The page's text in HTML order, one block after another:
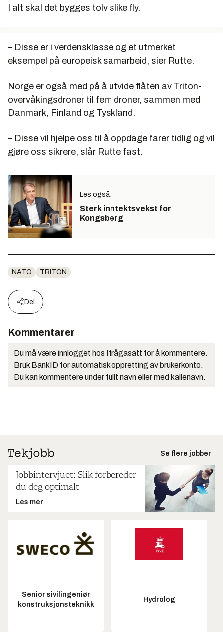
I alt skal det bygges tolv slike fly.
– Disse er i verdensklasse og et utmerket
eksempel på europeisk samarbeid, sier Rutte.
Norge er også med på å utvide flåten av Triton-
overvåkingsdroner til fem droner, sammen med
Danmark, Finland og Tyskland.
– Disse vil hjelpe oss til å oppdage farer tidlig og vil
gjøre oss sikrere, slår Rutte fast.
Les også:
Sterk inntektsvekst for
Kongsberg
NATO TRITON
Del
Kommentarer
Du må være innlogget hos Ifrågasätt for å kommentere.
Bruk BankID for automatisk oppretting av brukerkonto.
Du kan kommentere under fullt navn eller med kallenavn.
Se flere jobber
Jobbintervjuet: Slik forbereder
du deg optimalt
Les mer
Senior sivilingeniør
konstruksjonsteknikk
Hydrolog